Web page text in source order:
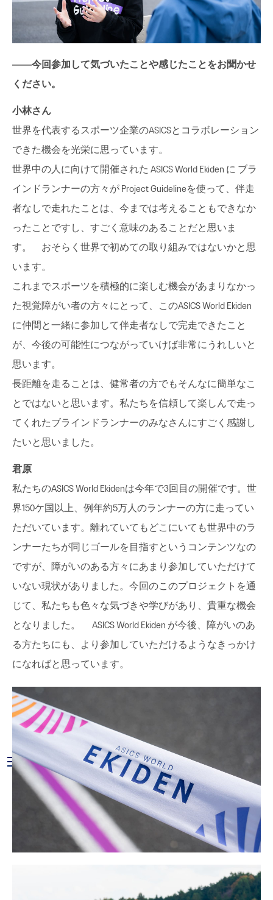
――今回参加して気づいたことや感じたことをお聞かせ
ください。
小林さん
世界を代表するスポーツ企業のASICSとコラボレーション
できた機会を光栄に思っています。
世界中の人に向けて開催された ASICS World Ekiden に ブラ
インドランナーの方々が Project Guidelineを使って、伴走
者なしで走れたことは、今までは考えることもできなか
ったことですし、すごく意味のあることだと思いま
す。 おそらく世界で初めての取り組みではないかと思
います。
これまでスポーツを積極的に楽しむ機会があまりなかっ
た視覚障がい者の方々にとって、このASICS World Ekiden
に仲間と一緒に参加して伴走者なしで完走できたこと
が、今後の可能性につながっていけば非常にうれしいと
思います。
長距離を走ることは、健常者の方でもそんなに簡単なこ
とではないと思います。私たちを信頼して楽しんで走っ
てくれたブラインドランナーのみなさんにすごく感謝し
たいと思いました。
君原
私たちのASICS World Ekidenは今年で3回目の開催です。世
界150ケ国以上、例年約5万人のランナーの方に走ってい
ただいています。離れていてもどこにいても世界中のラ
ンナーたちが同じゴールを目指すというコンテンツなの
ですが、障がいのある方々にあまり参加していただけて
いない現状がありました。今回のこのプロジェクトを通
じて、私たちも色々な気づきや学びがあり、貴重な機会
となりました。 ASICS World Ekiden が今後、障がいのあ
る方たちにも、より参加していただけるようなきっかけ
になればと思っています。